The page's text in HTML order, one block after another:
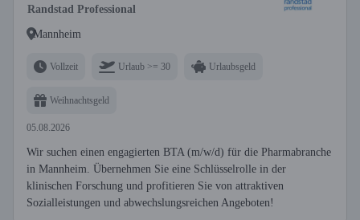
Randstad Professional
Mannheim
Vollzeit Urlaub >= 30 Urlaubsgeld
Weihnachtsgeld
05.08.2026
Wir suchen einen engagierten BTA (m/w/d) für die Pharmabranche
in Mannheim. Übernehmen Sie eine Schlüsselrolle in der
klinischen Forschung und profitieren Sie von attraktiven
Sozialleistungen und abwechslungsreichen Angeboten!